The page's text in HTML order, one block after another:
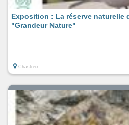
Exposition : La réserve naturelle
"Grandeur Nature"
Chastreix